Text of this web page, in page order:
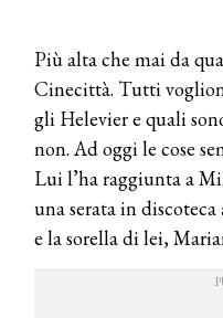
Più alta che mai da
Cinecittà. Tutti
gli Helevier e quali
non. Ad oggi le cose
Lui l’ha raggiunta a
una serata in
e la sorella di lei,